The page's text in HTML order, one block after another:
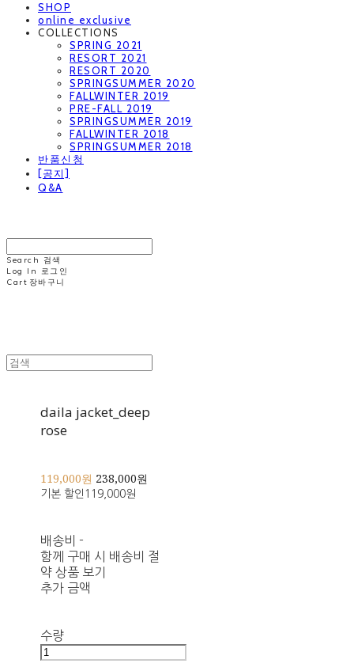
SHOP
online exclusive
COLLECTIONS
SPRING 2021
RESORT 2021
RESORT 2020
SPRINGSUMMER 2020
FALLWINTER 2019
PRE-FALL 2019
SPRINGSUMMER 2019
FALLWINTER 2018
SPRINGSUMMER 2018
반품신청
[공지]
Q&A
Search
검색
Log In
로그인
Cart 장바구니
daila jacket_deep
rose
119,000원 238,000원
기본 할인 119,000원
배송비 -
함께 구매 시 배송비 절
약 상품 보기
추가 금액
수량